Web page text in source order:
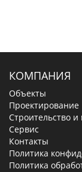
КОМПАНИЯ
Объекты
Проектирование
Строительство
Сервис
Контакты
Политика
Политика